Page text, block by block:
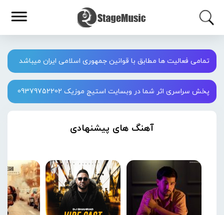
تمامی فعالیت ها مطابق با قوانین جمهوری اسلامی ایران میباشد
پخش سراسری اثر شما در وبسایت استیج موزیک 09379752202
آهنگ های پیشنهادی